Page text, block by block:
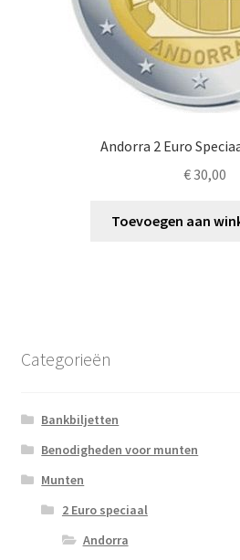
Andorra 2 Euro
€30,00
Toevoegen aan
Categorieën
Bankbiljetten
Benodigheden voor munten
Munten
2 Euro speciaal
Andorra